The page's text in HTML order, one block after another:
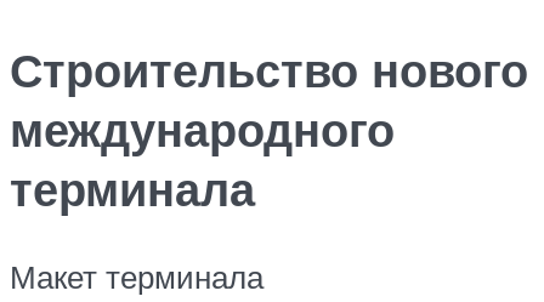
Строительство нового
международного
терминала
Макет терминала